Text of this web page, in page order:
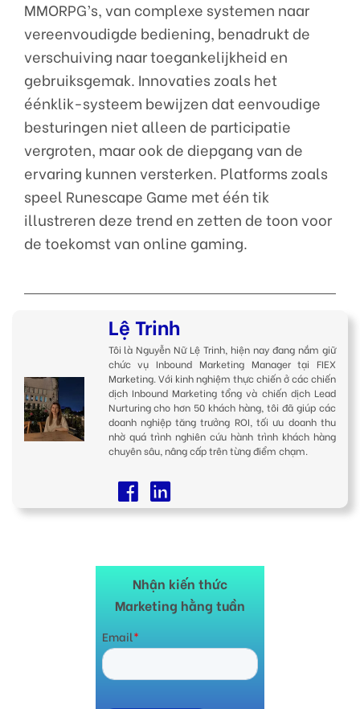
MMORPG’s, van complexe systemen naar
vereenvoudigde bediening, benadrukt de
verschuiving naar toegankelijkheid en
gebruiksgemak. Innovaties zoals het
éénklik-systeem bewijzen dat eenvoudige
besturingen niet alleen de participatie
vergroten, maar ook de diepgang van de
ervaring kunnen versterken. Platforms zoals
speel Runescape Game met één tik
illustreren deze trend en zetten de toon voor
de toekomst van online gaming.
Lệ Trinh
Tôi là Nguyễn Nữ Lệ Trinh, hiện nay đang nắm giữ
chức vụ Inbound Marketing Manager tại FIEX
Marketing. Với kinh nghiệm thực chiến ở các chiến
dịch Inbound Marketing tổng và chiến dịch Lead
Nurturing cho hơn 50 khách hàng, tôi đã giúp các
doanh nghiệp tăng trưởng ROI, tối ưu doanh thu
nhờ quá trình nghiên cứu hành trình khách hàng
chuyên sâu, nâng cấp trên từng điểm chạm.
Nhận kiến thức
Marketing hằng tuần